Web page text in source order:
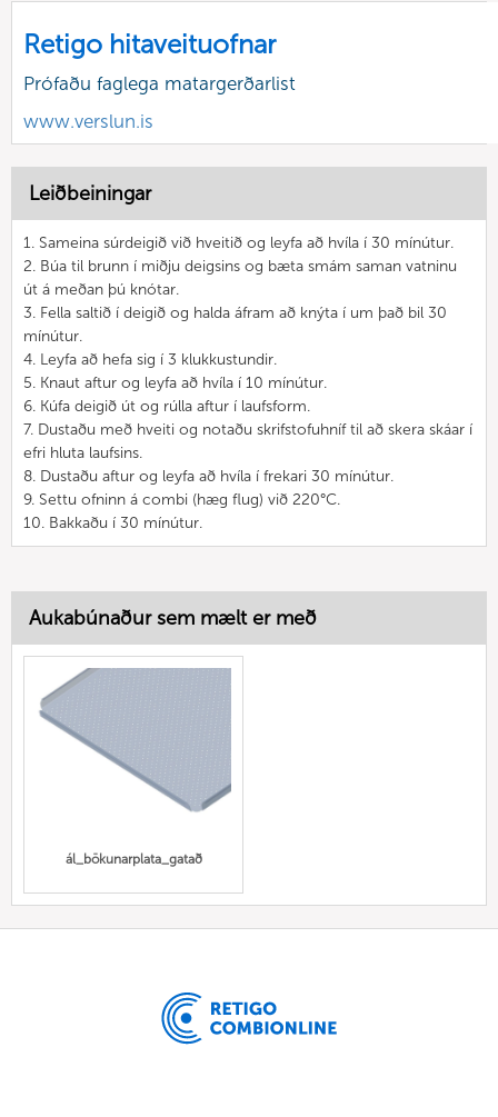
Retigo hitaveituofnar
Prófaðu faglega matargerðarlist
www.verslun.is
Leiðbeiningar
1. Sameina súrdeigið við hveitið og leyfa að hvíla í 30 mínútur.
2. Búa til brunn í miðju deigsins og bæta smám saman vatninu
út á meðan þú knótar.
3. Fella saltið í deigið og halda áfram að knýta í um það bil 30
mínútur.
4. Leyfa að hefa sig í 3 klukkustundir.
5. Knaut aftur og leyfa að hvíla í 10 mínútur.
6. Kúfa deigið út og rúlla aftur í laufsform.
7. Dustaðu með hveiti og notaðu skrifstofuhníf til að skera skáar í
efri hluta laufsins.
8. Dustaðu aftur og leyfa að hvíla í frekari 30 mínútur.
9. Settu ofninn á combi (hæg flug) við 220°C.
10. Bakkaðu í 30 mínútur.
Aukabúnaður sem mælt er með
ál_bökunarplata_gatað